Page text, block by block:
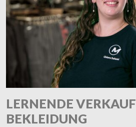
LERNENDE VERKAUF
BEKLEIDUNG